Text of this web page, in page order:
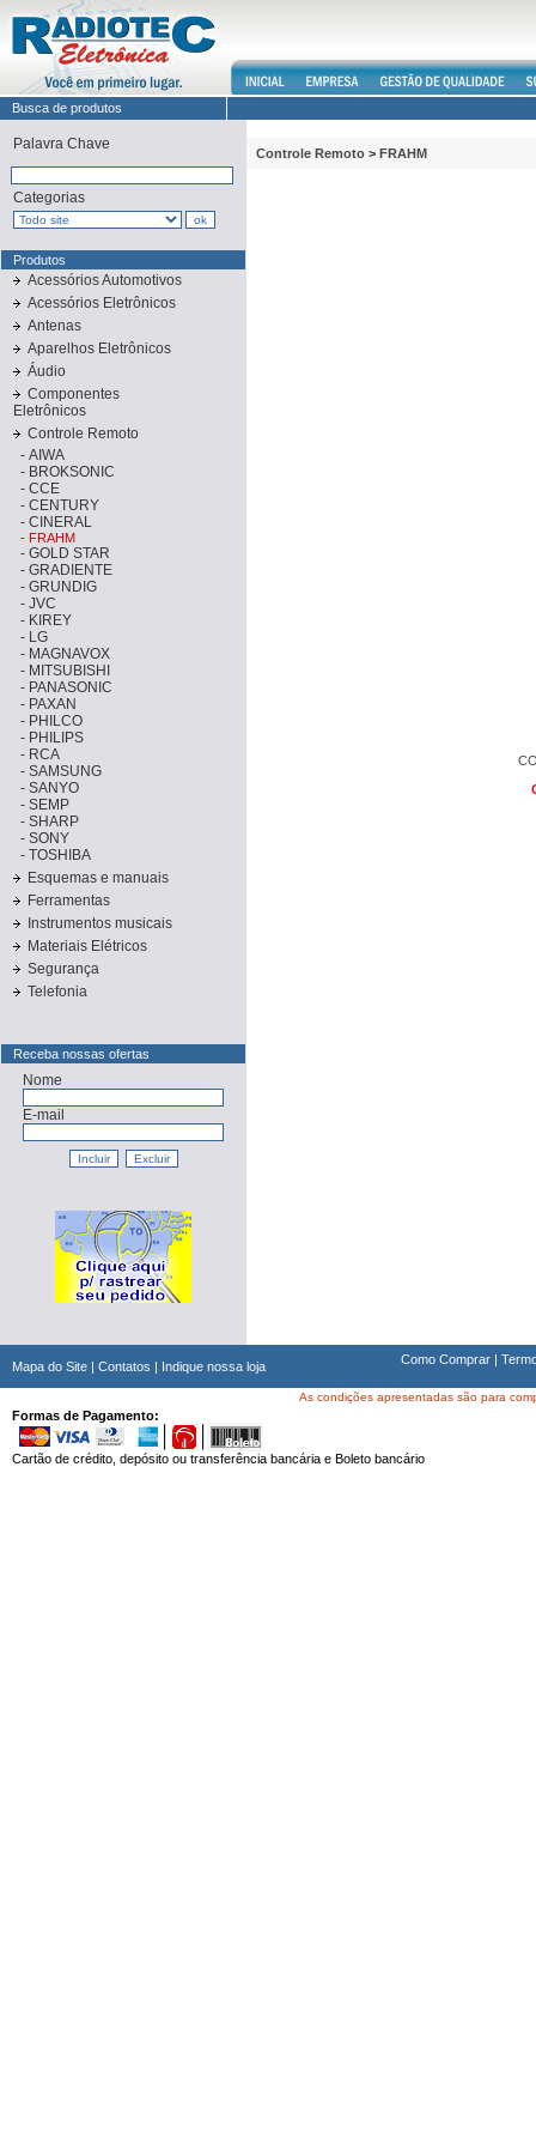
Busca de produtos
Palavra Chave
Categorias
Produtos
Acessórios Automotivos
Acessórios Eletrônicos
Antenas
Aparelhos Eletrônicos
Áudio
Componentes
Eletrônicos
Controle Remoto
- AIWA
- BROKSONIC
- CCE
- CENTURY
- CINERAL
- FRAHM
- GOLD STAR
- GRADIENTE
- GRUNDIG
- JVC
- KIREY
- LG
- MAGNAVOX
- MITSUBISHI
- PANASONIC
- PAXAN
- PHILCO
- PHILIPS
- RCA
- SAMSUNG
- SANYO
- SEMP
- SHARP
- SONY
- TOSHIBA
Esquemas e manuais
Ferramentas
Instrumentos musicais
Materiais Elétricos
Segurança
Telefonia
Receba nossas ofertas
Nome
E-mail
Controle Remoto > FRAHM
Mapa do Site | Contatos | Indique nossa loja Como Comprar |
As condições apresentadas são para
Formas de Pagamento:
Cartão de crédito, depósito ou transferência bancária e Boleto bancário